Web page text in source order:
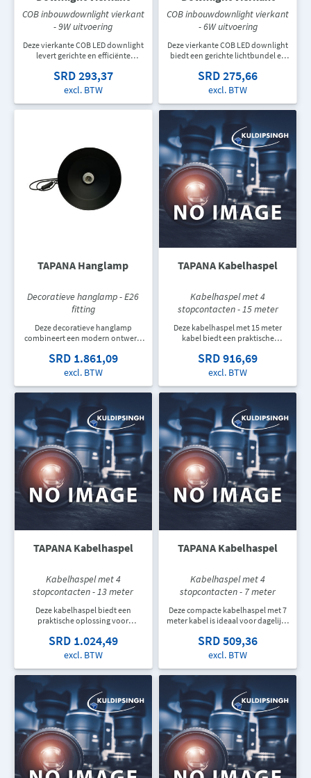
COB inbouwdownlight vierkant
- 9W uitvoering
Deze vierkante COB LED downlight
levert gerichte en efficiënte
ontwerp. Ideaal voor
accentverlichting in woningen,
horecagelegenheden.
SRD 293,37
excl. BTW
COB inbouwdownlight vierkant
- 6W uitvoering
Deze vierkante COB LED downlight
biedt een gerichte lichtbundel en
voor woningen, winkels, hotels en
commerciële ruimtes waar
SRD 275,66
excl. BTW
TAPANA Hanglamp
Decoratieve hanglamp - E26
fitting
Deze decoratieve hanglamp
combineert een modern ontwerp
voor woningen, restaurants, cafés
en ontvangstruimtes waar sfeer en
SRD 1.861,09
excl. BTW
TAPANA Kabelhaspel
Kabelhaspel met 4
stopcontacten - 15 meter
Deze kabelhaspel met 15 meter
kabel biedt een praktische
in werkplaatsen, garages en
binnenruimtes. Voorzien van vier
gebruiksgemak.
SRD 916,69
excl. BTW
TAPANA Kabelhaspel
Kabelhaspel met 4
stopcontacten - 13 meter
Deze kabelhaspel biedt een
praktische oplossing voor
werkzaamheden. Dankzij de vier
stopcontacten kunnen meerdere
aangesloten.
SRD 1.024,49
excl. BTW
TAPANA Kabelhaspel
Kabelhaspel met 4
stopcontacten - 7 meter
Deze compacte kabelhaspel met 7
meter kabel is ideaal voor dagelijks
werkplaats. Dankzij de vier
stopcontacten kunnen meerdere
aangesloten.
SRD 509,36
excl. BTW